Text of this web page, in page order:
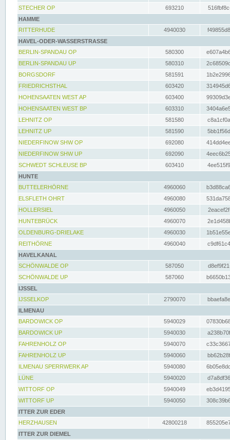
STECHER OP
693210
HAMME
RITTERHUDE
4940030
HAVEL-ODER-WASSERSTRASSE
BERLIN-SPANDAU OP
580300
BERLIN-SPANDAU UP
580310
BORGSDORF
581591
FRIEDRICHSTHAL
603420
HOHENSAATEN WEST AP
603400
HOHENSAATEN WEST BP
603310
LEHNITZ OP
581580
LEHNITZ UP
581590
NIEDERFINOW SHW OP
692080
NIEDERFINOW SHW UP
692090
SCHWEDT SCHLEUSE BP
603410
HUNTE
BUTTELERHÖRNE
4960060
ELSFLETH OHRT
4960080
HOLLERSIEL
4960050
HUNTEBRÜCK
4960070
OLDENBURG-DRIELAKE
4960030
REITHÖRNE
4960040
HAVELKANAL
SCHÖNWALDE OP
587050
SCHÖNWALDE UP
587060
IJSSEL
IJSSELKOP
2790070
ILMENAU
BARDOWICK OP
5940029
BARDOWICK UP
5940030
FAHRENHOLZ OP
5940070
FAHRENHOLZ UP
5940060
ILMENAU SPERRWERK AP
5940080
LÜNE
5940020
WITTORF OP
5940049
WITTORF UP
5940050
ITTER ZUR EDER
HERZHAUSEN
42800218
ITTER ZUR DIEMEL